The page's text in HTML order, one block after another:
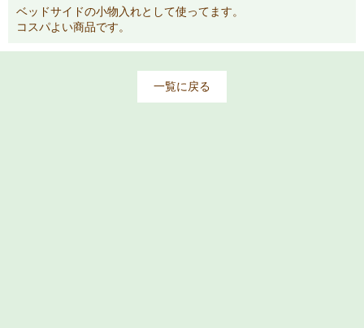
ベッドサイドの小物入れとして使ってます。
コスパよい商品です。
一覧に戻る